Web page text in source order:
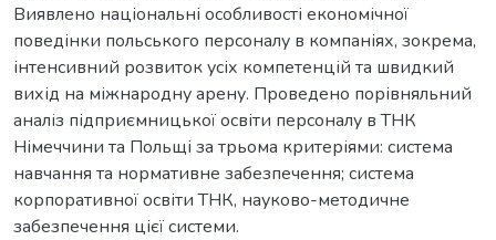
Виявлено національні особливості економічної
поведінки польського персоналу в компаніях, зокрема,
інтенсивний розвиток усіх компетенцій та швидкий
вихід на міжнародну арену. Проведено порівняльний
аналіз підприємницької освіти персоналу в ТНК
Німеччини та Польщі за трьома критеріями: система
навчання та нормативне забезпечення; система
корпоративної освіти ТНК, науково-методичне
забезпечення цієї системи.